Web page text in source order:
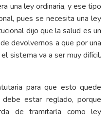
una ley ordinaria, y ese tipo
pues se necesita una ley
dijo que la salud es un
devolvernos a que por una
sistema va a ser muy difícil.
para que esto quede
estar reglado, porque
de tramitarla como ley